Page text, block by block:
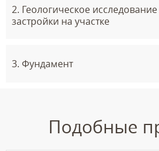
2. Геологическое
застройки на участке
3. Фундамент
Подобные